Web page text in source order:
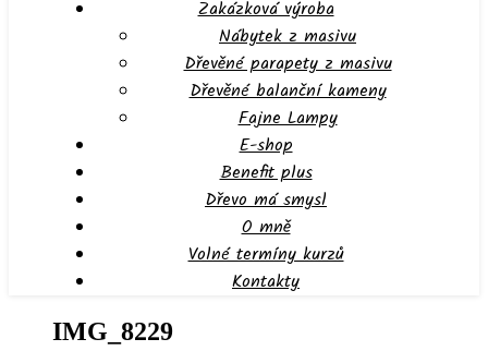
Zakázková výroba
Nábytek z masivu
Dřevěné parapety z masivu
Dřevěné balanční kameny
Fajne Lampy
E-shop
Benefit plus
Dřevo má smysl
O mně
Volné termíny kurzů
Kontakty
IMG_8229